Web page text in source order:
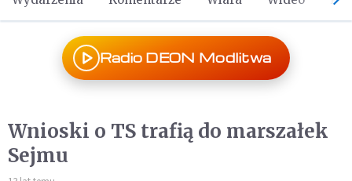
Radio DEON Modlitwa
Wnioski o TS trafią do marszałek
Sejmu